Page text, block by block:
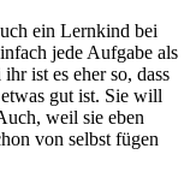
ein Lernkind bei
jede Aufgabe als
ist es eher so, dass
gut ist. Sie will
weil sie eben
von selbst fügen